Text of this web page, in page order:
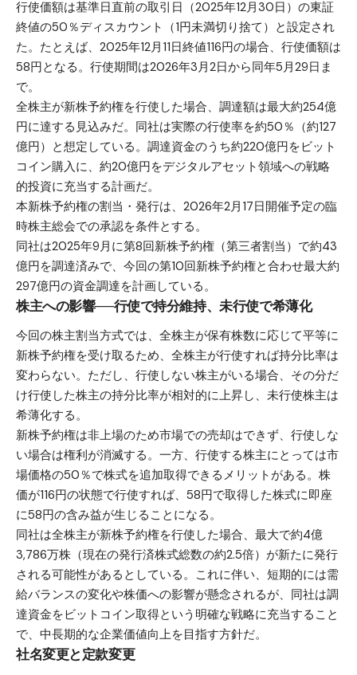
行使価額は基準日直前の取引日（2025年12月30日）の東証
終値の50％ディスカウント（1円未満切り捨て）と設定され
た。たとえば、2025年12月11日終値116円の場合、行使価額は
58円となる。行使期間は2026年3月2日から同年5月29日ま
で。
全株主が新株予約権を行使した場合、調達額は最大約254億
円に達する見込みだ。同社は実際の行使率を約50％（約127
億円）と想定している。調達資金のうち約220億円をビット
コイン購入に、約20億円をデジタルアセット領域への戦略
的投資に充当する計画だ。
本新株予約権の割当・発行は、2026年2月17日開催予定の臨
時株主総会での承認を条件とする。
同社は2025年9月に第8回新株予約権（第三者割当）で約43
億円を調達済みで、今回の第10回新株予約権と合わせ最大約
297億円の資金調達を計画している。
株主への影響──行使で持分維持、未行使で希薄化
今回の株主割当方式では、全株主が保有株数に応じて平等に
新株予約権を受け取るため、全株主が行使すれば持分比率は
変わらない。ただし、行使しない株主がいる場合、その分だ
け行使した株主の持分比率が相対的に上昇し、未行使株主は
希薄化する。
新株予約権は非上場のため市場での売却はできず、行使しな
い場合は権利が消滅する。一方、行使する株主にとっては市
場価格の50％で株式を追加取得できるメリットがある。株
価が116円の状態で行使すれば、58円で取得した株式に即座
に58円の含み益が生じることになる。
同社は全株主が新株予約権を行使した場合、最大で約4億
3,786万株（現在の発行済株式総数の約2.5倍）が新たに発行
される可能性があるとしている。これに伴い、短期的には需
給バランスの変化や株価への影響が懸念されるが、同社は調
達資金をビットコイン取得という明確な戦略に充当すること
で、中長期的な企業価値向上を目指す方針だ。
社名変更と定款変更